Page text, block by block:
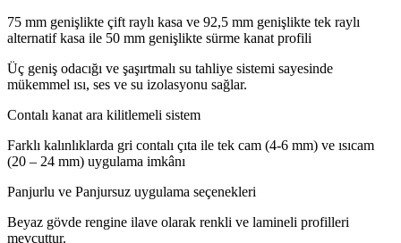
75 mm genişlikte çift raylı kasa ve 92,5 mm genişlikte tek raylı
alternatif kasa ile 50 mm genişlikte sürme kanat profili
Üç geniş odacığı ve şaşırtmalı su tahliye sistemi sayesinde
mükemmel ısı, ses ve su izolasyonu sağlar.
Contalı kanat ara kilitlemeli sistem
Farklı kalınlıklarda gri contalı çıta ile tek cam (4-6 mm) ve ısıcam
(20 – 24 mm) uygulama imkânı
Panjurlu ve Panjursuz uygulama seçenekleri
Beyaz gövde rengine ilave olarak renkli ve lamineli profilleri
mevcuttur.